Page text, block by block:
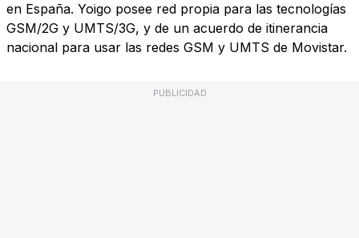
en España. Yoigo posee red propia para las tecnologías
GSM/2G y UMTS/3G, y de un acuerdo de itinerancia
nacional para usar las redes GSM y UMTS de Movistar.
PUBLICIDAD